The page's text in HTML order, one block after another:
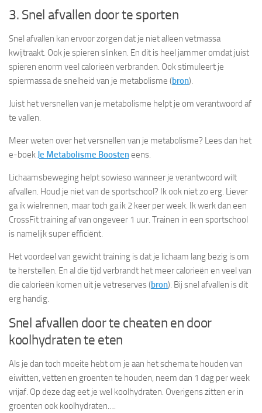
3. Snel afvallen door te sporten
Snel afvallen kan ervoor zorgen dat je niet alleen vetmassa
kwijtraakt. Ook je spieren slinken. En dit is heel jammer omdat juist
spieren enorm veel calorieën verbranden. Ook stimuleert je
spiermassa de snelheid van je metabolisme (bron).
Juist het versnellen van je metabolisme helpt je om verantwoord af
te vallen.
Meer weten over het versnellen van je metabolisme? Lees dan het
e-boek Je Metabolisme Boosteneens.
Lichaamsbeweging helpt sowieso wanneer je verantwoord wilt
afvallen. Houd je niet van de sportschool? Ik ook niet zo erg. Liever
ga ik wielrennen, maar toch ga ik 2 keer per week. Ik werk dan een
CrossFit training af van ongeveer 1 uur. Trainen in een sportschool
is namelijk super efficiënt.
Het voordeel van gewicht training is dat je lichaam lang bezig is om
te herstellen. En al die tijd verbrandt het meer calorieën en veel van
die calorieën komen uit je vetreserves (bron). Bij snel afvallen is dit
erg handig.
Snel afvallen door te cheaten en door
koolhydraten te eten
Als je dan toch moeite hebt om je aan het schema te houden van
eiwitten, vetten en groenten te houden, neem dan 1 dag per week
vrijaf. Op deze dag eet je wel koolhydraten. Overigens zitten er in
groenten ook koolhydraten….